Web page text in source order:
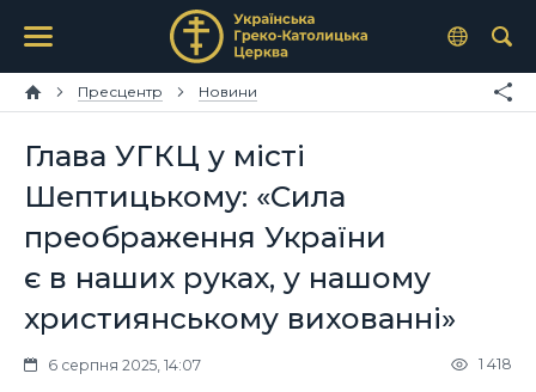
Пресцентр Новини
Глава УГКЦ у місті
Шептицькому: «Сила
преображення України
є в наших руках, у нашому
християнському вихованні»
6 серпня 2025, 14:07 1 418